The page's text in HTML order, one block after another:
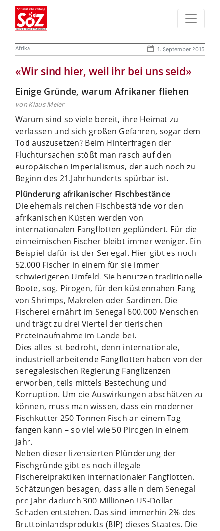
Afrika 1. September 2015
«Wir sind hier, weil ihr bei uns seid»
Einige Gründe, warum Afrikaner fliehen
von Klaus Meier
Warum sind so viele bereit, ihre Heimat zu
verlassen und sich großen Gefahren, sogar dem
Tod auszusetzen? Beim Hinterfragen der
Fluchtursachen stößt man rasch auf den
europäischen Imperialismus, der auch noch zu
Beginn des 21.Jahrhunderts spürbar ist.
Plünderung afrikanischer Fischbestände
Die ehemals reichen Fischbestände vor den
afrikanischen Küsten werden von
internationalen Fangflotten geplündert. Für die
einheimischen Fischer bleibt immer weniger. Ein
Beispiel dafür ist der Senegal. Hier gibt es noch
52.000 Fischer in einem für sie immer
schwierigeren Umfeld. Sie benutzen traditionelle
Boote, sog. Pirogen, für den küstennahen Fang
von Shrimps, Makrelen oder Sardinen. Die
Fischerei ernährt im Senegal 600.000 Menschen
und trägt zu drei Viertel der tierischen
Proteinaufnahme im Lande bei.
Dies alles ist bedroht, denn internationale,
industriell arbeitende Fangflotten haben von der
senegalesischen Regierung Fanglizenzen
erworben, teils mittels Bestechung und
Korruption. Um die Auswirkungen abschätzen zu
können, muss man wissen, dass ein moderner
Fischkutter 250 Tonnen Fisch an einem Tag
fangen kann – so viel wie 50 Pirogen in einem
Jahr.
Neben dieser lizensierten Plünderung der
Fischgründe gibt es noch illegale
Fischereipraktiken internationaler Fangflotten.
Schätzungen besagen, dass allein dem Senegal
pro Jahr dadurch 300 Millionen US-Dollar
Schaden entstehen. Das sind immerhin 2% des
Bruttoinlandsprodukts (BIP) dieses Staates. Die